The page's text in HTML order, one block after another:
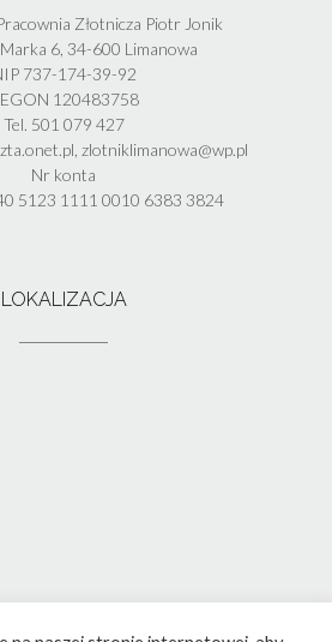
Złotnicza Piotr Jonik
6, 34-600 Limanowa
737-174-39-92
120483758
Tel. 501 079 427
zlotniklimanowa@wp.pl
Nr konta
5123 1111 0010 6383 3824
LOKALIZACJA